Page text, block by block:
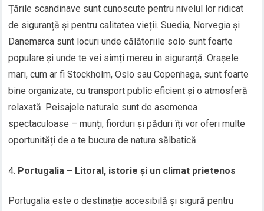
Țările scandinave sunt cunoscute pentru nivelul lor ridicat
de siguranță și pentru calitatea vieții. Suedia, Norvegia și
Danemarca sunt locuri unde călătoriile solo sunt foarte
populare și unde te vei simți mereu în siguranță. Orașele
mari, cum ar fi Stockholm, Oslo sau Copenhaga, sunt foarte
bine organizate, cu transport public eficient și o atmosferă
relaxată. Peisajele naturale sunt de asemenea
spectaculoase – munți, fiorduri și păduri îți vor oferi multe
oportunități de a te bucura de natura sălbatică.
Portugalia – Litoral, istorie și un climat prietenos
Portugalia este o destinație accesibilă și sigură pentru